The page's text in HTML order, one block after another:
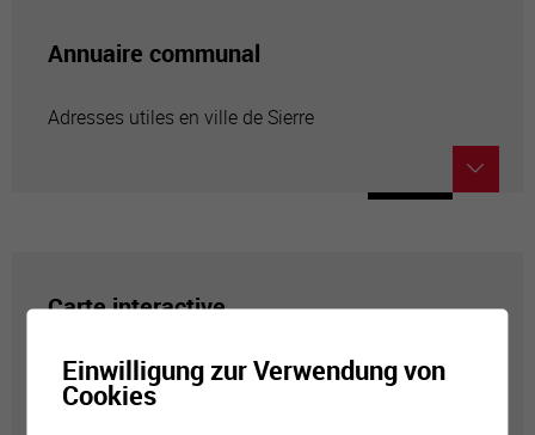
Annuaire communal
Adresses utiles en ville de Sierre
Carte interactive
Géolocalisation de tous les points d'intérêt de la Ville
de Sierre.
Einwilligung zur Verwendung von
Cookies